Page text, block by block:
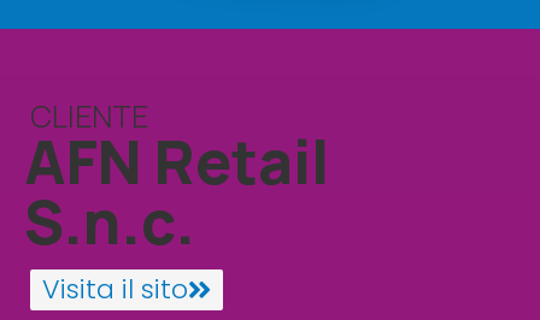
CLIENTE
AFN Retail
S.n.c.
Visita il sito